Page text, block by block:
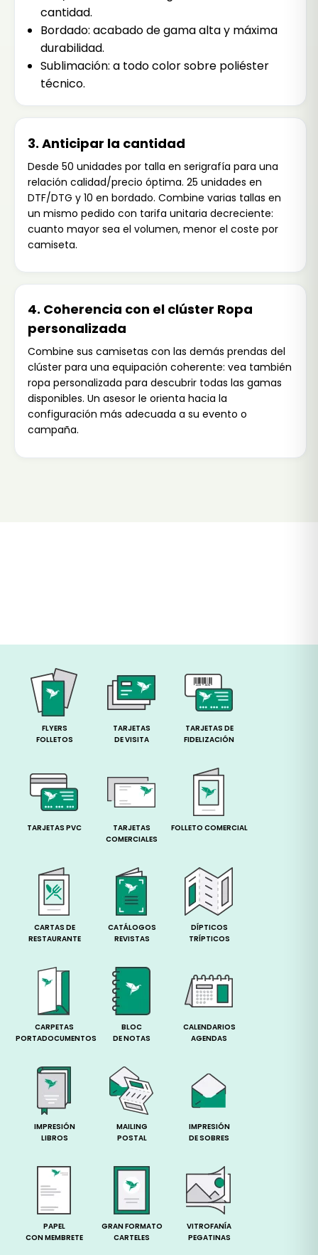
cantidad.
Bordado: acabado de gama alta y máxima
durabilidad.
Sublimación: a todo color sobre poliéster
técnico.
3. Anticipar la cantidad
Desde 50 unidades por talla en serigrafía para una
relación calidad/precio óptima. 25 unidades en
DTF/DTG y 10 en bordado. Combine varias tallas en
un mismo pedido con tarifa unitaria decreciente:
cuanto mayor sea el volumen, menor el coste por
camiseta.
4. Coherencia con el clúster Ropa
personalizada
Combine sus camisetas con las demás prendas del
clúster para una equipación coherente: vea también
ropa personalizada para descubrir todas las gamas
disponibles. Un asesor le orienta hacia la
configuración más adecuada a su evento o
campaña.
FLYERS
FOLLETOS
TARJETAS
DE VISITA
TARJETAS DE
FIDELIZACIÓN
TARJETAS PVC
TARJETAS
COMERCIALES
FOLLETO COMERCIAL
CARTAS DE
RESTAURANTE
CATÁLOGOS
REVISTAS
DÍPTICOS
TRÍPTICOS
CARPETAS
PORTADOCUMENTOS
BLOC
DE NOTAS
CALENDARIOS
AGENDAS
IMPRESIÓN
LIBROS
MAILING
POSTAL
IMPRESIÓN
DE SOBRES
PAPEL
CON MEMBRETE
GRAN FORMATO
CARTELES
VITROFANÍA
PEGATINAS